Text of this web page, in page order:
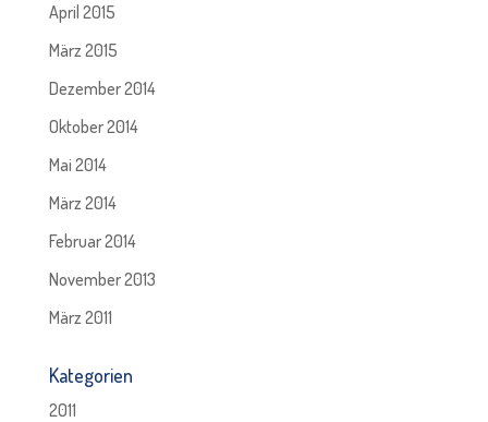
April 2015
März 2015
Dezember 2014
Oktober 2014
Mai 2014
März 2014
Februar 2014
November 2013
März 2011
Kategorien
2011